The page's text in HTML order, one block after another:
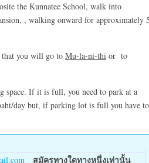
the Kunnatee School, walk into
, walking onward for approximately
you will go to Mu-la-ni-thi or to
If it is full, you need to park at a
day but, if parking lot is full you have to
สมัครทางใดทางหนึ่งเท่านั้น